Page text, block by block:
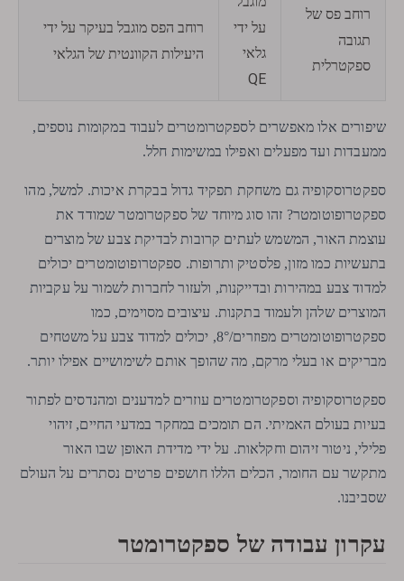
רוחב פס של
תגובה
ספקטרלית
על ידי
גלאי
QE
רוחב הפס מוגבל בעיקר על ידי
היעילות הקוונטית של הגלאי
שיפורים אלו מאפשרים לספקטרומטרים לעבוד במקומות נוספים,
ממעבדות ועד מפעלים ואפילו במשימות חלל.
ספקטרוסקופיה גם משחקת תפקיד גדול בבקרת איכות. למשל, מהו
ספקטרופוטומטר? זהו סוג מיוחד של ספקטרומטר שמודד את
עוצמת האור, המשמש לעתים קרובות לבדיקת צבע של מוצרים
בתעשיות כמו מזון, פלסטיק ותרופות. ספקטרופוטומטרים יכולים
למדוד צבע במהירות ובדייקנות, ולעזור לחברות לשמור על עקביות
המוצרים שלהן ולעמוד בתקנות. עיצובים מסוימים, כמו
ספקטרופוטומטרים מפוזרים/8°, יכולים למדוד צבע על משטחים
מבריקים או בעלי מרקם, מה שהופך אותם לשימושיים אפילו יותר.
ספקטרוסקופיה וספקטרומטרים עוזרים למדענים ומהנדסים לפתור
בעיות בעולם האמיתי. הם תומכים במחקר במדעי החיים, זיהוי
פלילי, ניטור זיהום וחקלאות. על ידי מדידת האופן שבו האור
מתקשר עם החומר, הכלים הללו חושפים פרטים נסתרים על העולם
שסביבנו.
עקרון עבודה של ספקטרומטר